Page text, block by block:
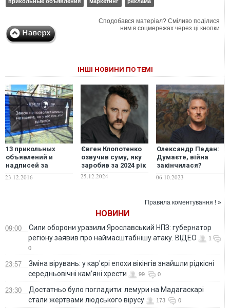
Сподобався матеріал? Сміливо поділися
ним в соцмережах через ці кнопки
ІНШІ НОВИНИ ПО ТЕМІ
13 прикольных
объявлений и
надписей за
23.12.2016
Євген Клопотенко
озвучив суму, яку
заробив за 2024 рік
25.12.2024
Олександр Педан:
Думаєте, війна
закінчилася?
військових хоч
06.10.2023
Правила коментування ! »
НОВИНИ
09:00
Сили оборони уразили Ярославський НПЗ: губернатор
регіону заявив про наймасштабнішу атаку. ВІДЕО
1
0
23:57
Зміна вірувань: у кар'єрі епохи вікінгів знайшли рідкісні
середньовічні кам’яні хрести
99 0
23:30
Достатньо було погладити: лемури на Мадагаскарі
стали жертвами людського вірусу
173 0